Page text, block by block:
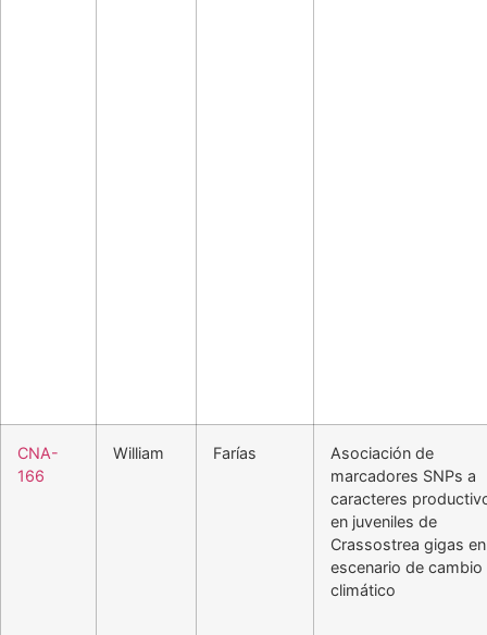
CNA-
166
William Farías
Asociación de
marcadores SNPs a
caracteres
en juveniles de
Crassostrea gigas
escenario de cambio
climático